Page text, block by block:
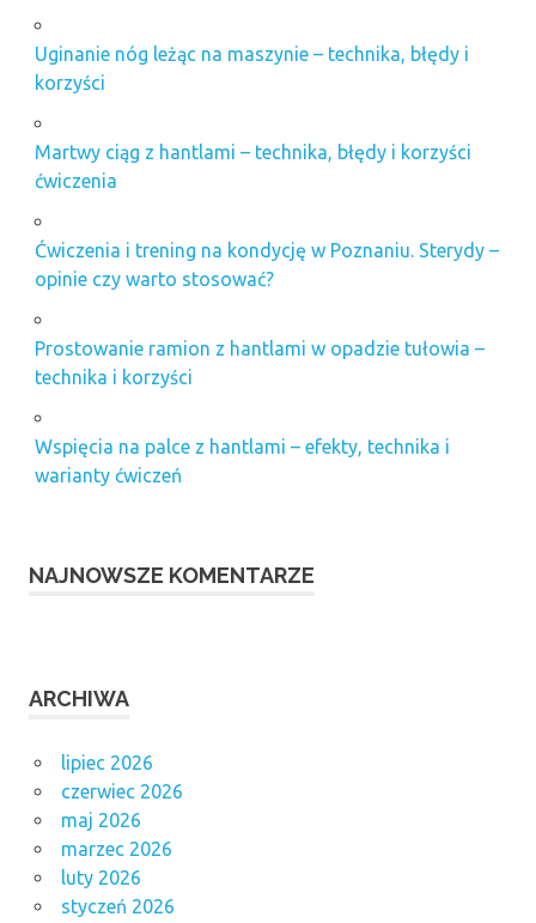
Uginanie nóg leżąc na maszynie – technika, błędy i
korzyści
Martwy ciąg z hantlami – technika, błędy i korzyści
ćwiczenia
Ćwiczenia i trening na kondycję w Poznaniu. Sterydy –
opinie czy warto stosować?
Prostowanie ramion z hantlami w opadzie tułowia –
technika i korzyści
Wspięcia na palce z hantlami – efekty, technika i
warianty ćwiczeń
NAJNOWSZE KOMENTARZE
ARCHIWA
lipiec 2026
czerwiec 2026
maj 2026
marzec 2026
luty 2026
styczeń 2026